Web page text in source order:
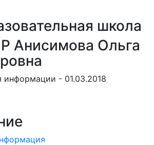
школа
Анисимова Ольга
информации - 01.03.2018